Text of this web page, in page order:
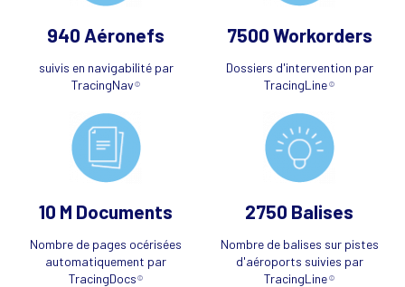
940 Aéronefs
suivis en navigabilité par
TracingNav ©
7500 Workorders
Dossiers d'intervention par
TracingLine ©
10 M Documents
Nombre de pages océrisées
automatiquement par
TracingDocs ©
2750 Balises
Nombre de balises sur pistes
d'aéroports suivies par
TracingLine ©